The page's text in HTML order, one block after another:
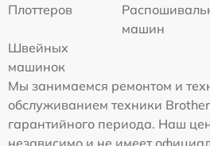
Плоттеров
машин
Швейных
машинок
Мы занимаемся ремонтом и
обслуживанием техники
гарантийного периода. Наш